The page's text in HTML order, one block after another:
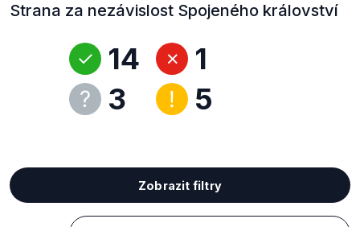
Strana za nezávislost Spojeného království
14
3
1
5
Zobrazit filtry